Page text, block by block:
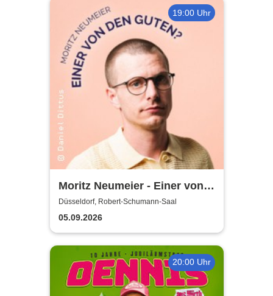
19:00 Uhr
Moritz Neumeier - Einer von
den Guten?
Düsseldorf, Robert-Schumann-Saal
05.09.2026
20:00 Uhr